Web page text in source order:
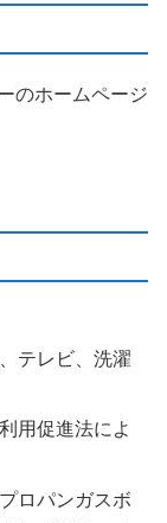
のホームページ
テレビ、洗濯
用促進法によ
ロパンガスボ